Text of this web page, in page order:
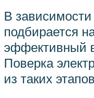
В
подбирается
эффективный
Поверка
из таких